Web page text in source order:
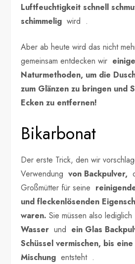
Luftfeuchtigkeit schnell
schimmelig wird .
Aber ab heute wird das nicht
gemeinsam entdecken wir
Naturmethoden, um die
zum Glänzen zu bringen und
Ecken zu entfernen!
Bikarbonat
Der erste Trick, den wir
Verwendungvon Backpulver,
Großmütter für seine
und fleckenlösenden
waren.Sie müssen also
Wasser und ein Glas
Schüssel vermischen, bis
Mischung entsteht .